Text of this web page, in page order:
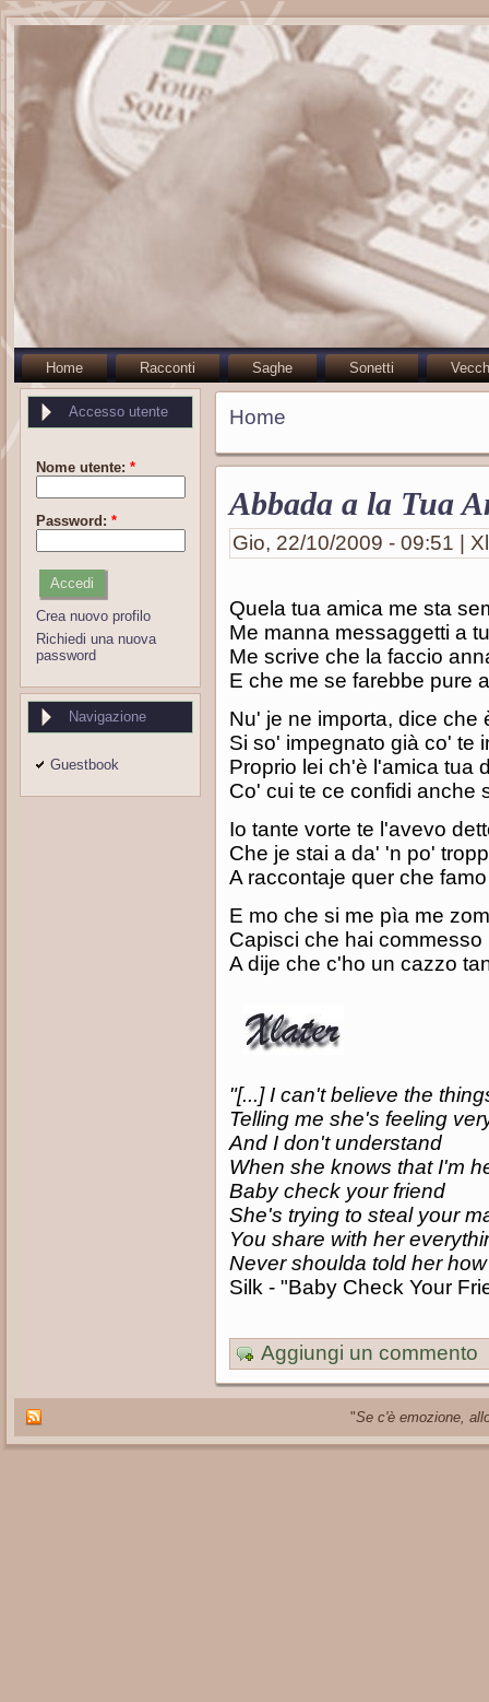
Home Racconti Saghe Sonetti
Accesso utente
Nome utente: *
Password: *
Crea nuovo profilo
Richiedi una nuova
password
Navigazione
Guestbook
Home
Abbada a la Tua
Gio, 22/10/2009 - 09:51 |
Quela tua amica me sta
Me manna messaggetti a
Me scrive che la faccio
E che me se farebbe pure
Nu' je ne importa, dice che
Si so' impegnato già co' te
Proprio lei ch'è l'amica tua
Co' cui te ce confidi anche
Io tante vorte te l'avevo
Che je stai a da' 'n po'
A raccontaje quer che
E mo che si me pìa me
Capisci che hai
A dije che c'ho un cazzo
"[...] I can't believe the
Telling me she's feeling
And I don't understand
When she knows that I'm
Baby check your friend
She's trying to steal your
You share with her
Never shoulda told her
Silk - "Baby Check Your
Aggiungi un commento
"Se c'è emozione,